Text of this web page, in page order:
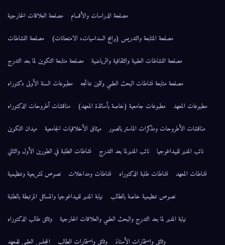
مصلحة الدراسات والأقسام
مصلحة العلاقات الخارجية
مصلحة المتابعة والتدريس (برامج السداسيات، الامتحانات)
مصلحة النشاطات
مصلحة النشاطات العلمية والثقافية والرياضية
مصلحة متابعة التكوين لما بعد التدرج
مصلحة متابعة نشاطات البحث العلمي وتثمين نتائجه
مطبوعات السنة الأولى دكتوراه
مطبوعات المعهد
مطبوعات جامعية (خاصة بأساتذة المعهد)
مناقشات أطروحات الدكتوراه
مناقشات الأطروحات ومذكرات الماستر بالصور
ميثاق الأخلاقيات الجامعية
ميدان التكوين
نائب المدير للبيداغوجيا
نائب المديرلما بعد التدرج
نشاطات الطلبة في الطورين الأول والثاني
نشاطات المعهد
نشاطات طلبة الدكتوراه نشاطات ومداخلات
نصوص تشريعية وتنظيمية
نصوص تنظيمية خاصة بالطالب
نيابة المدير للبيداغوجيا والمسائل المرتبطة بالطلبة
نيابة المدير لما بعد التدرج والبحث العلمي والعلاقات الخارجية
وثائق طالب الدكتوراه
وثائق وإستمارات الأستاذ
وثائق واستمارات الطالب المجلس العلمي للمعهد